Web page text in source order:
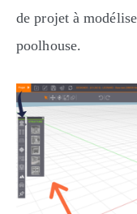
de projet à
poolhouse.